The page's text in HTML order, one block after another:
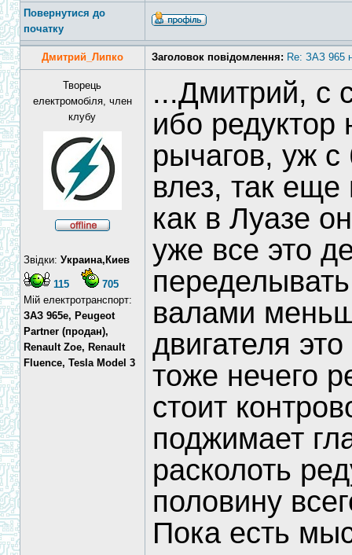
Повернутися до
початку
Дмитрий_Липко Заголовок повідомлення: Re: ЗАЗ 965
Творець
електромобіля, член
клубу
Звідки: Украина,Киев
115
705
Мій електротранспорт:
ЗАЗ 965e, Peugeot
Partner (продан),
Renault Zoe, Renault
Fluence, Tesla Model 3
...Дмитрий, с
ибо редуктор
рычагов, уж
влез, так
как в Луазе
уже все это
валами
двигателя
тоже нечего
стоит
поджимает
расколоть
половину
Пока есть